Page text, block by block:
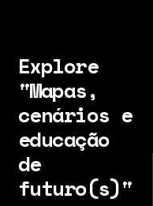
Explore
"Mapas,
cenários e
educação
de
futuro(s)"